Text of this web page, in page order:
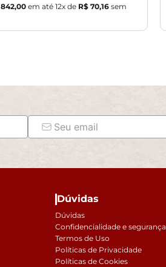
842,00 em até 12x de R$ 70,16 sem
Dúvidas
Dúvidas
Confidencialidade e segurança
Termos de Uso
Políticas de Privacidade
Políticas de Cookies